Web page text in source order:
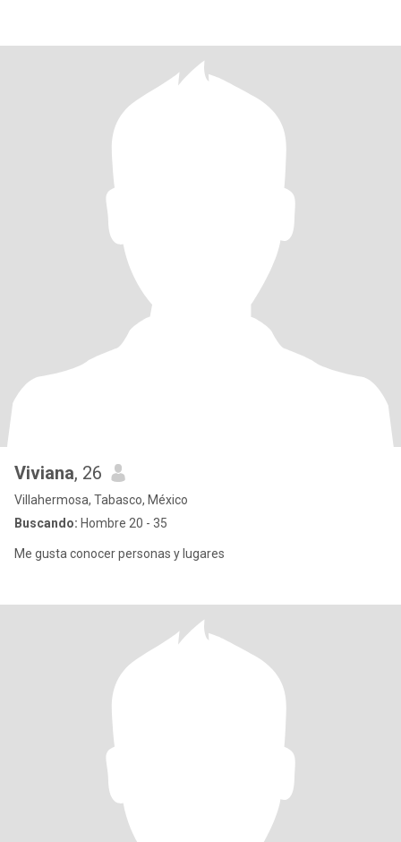
Viviana, 26
Villahermosa, Tabasco, México
Buscando: Hombre 20 - 35
Me gusta conocer personas y lugares